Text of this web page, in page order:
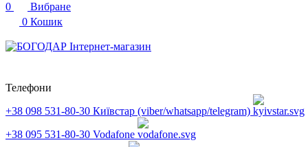
0
Вибране
0 Кошик
Телефони
+38 098 531-80-30 Київстар (viber/whatsapp/telegram)
+38 095 531-80-30 Vodafone